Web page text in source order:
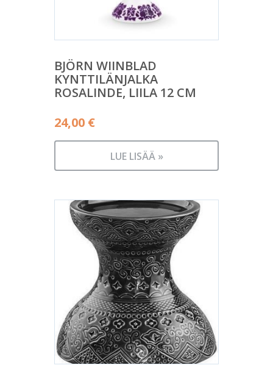
BJÖRN WIINBLAD
KYNTTILÄNJALKA
ROSALINDE, LIILA 12 CM
24,00 €
LUE LISÄÄ »